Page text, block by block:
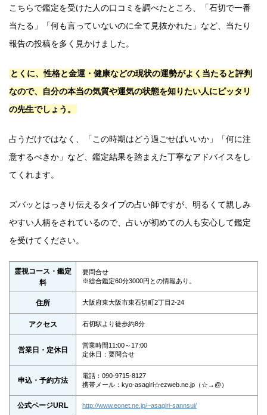
こちらで鑑定を受けた人の口コミを調べたところ、「石切で一番
当たる」「何も言っていないのに全て見抜かれた」など、当たり
報告の投稿を多く見かけました。
とくに、性格と金運・健康などの現状の運勢がよく当たると評判
なので、自分の本当の気質や運気の状態を知りたい人にピッタリ
の先生でしょう。
占うだけではなく、「この時期はどう過ごせばいいか」「何に注
意するべきか」など、鑑定結果を踏まえた丁寧なアドバイスをし
てくれます。
ズバッとはっきり伝えるタイプの占い師ですが、明るくて親しみ
やすい人柄をされているので、占いが初めての人も安心して鑑定
を受けてください。
霊視コース・鑑定
料
要問合せ
※総合鑑定60分3000円との情報あり。
住所 大阪府東大阪市東石切町2丁目2-24
アクセス 石切駅より徒歩約8分
営業日・定休日
営業時間11:00～17:00
定休日：要問合せ
申込・予約方法
電話：090-9715-8127
携帯メール：kyo-asagiri☆ezweb.ne.jp（☆→@）
公式ページURL http://www.eonet.ne.jp/~asagiri-sannsui/